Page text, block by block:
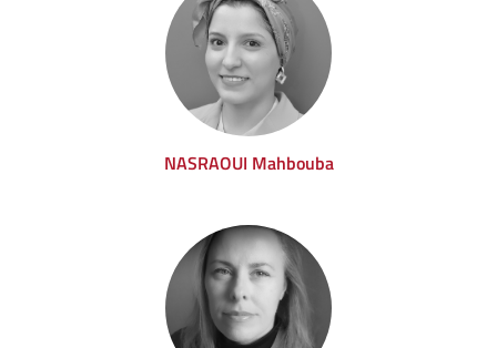
NASRAOUI Mahbouba